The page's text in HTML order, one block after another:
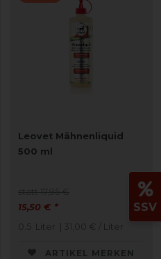
Leovet Mähnenliquid
500 ml
15,50 € *
0.5 Liter | 31,00 € / Liter
ARTIKEL MERKEN
SSV